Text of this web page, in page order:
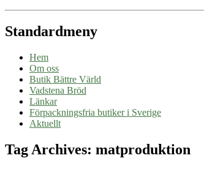
Standardmeny
Hem
Om oss
Butik Bättre Värld
Vadstena Bröd
Länkar
Förpackningsfria butiker i Sverige
Aktuellt
Tag Archives: matproduktion